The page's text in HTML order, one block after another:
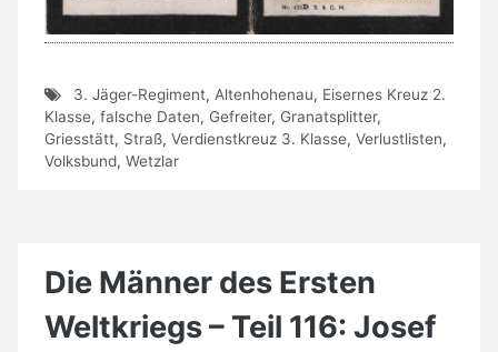
3. Jäger-Regiment, Altenhohenau, Eisernes Kreuz 2.
Klasse, falsche Daten, Gefreiter, Granatsplitter,
Griesstätt, Straß, Verdienstkreuz 3. Klasse, Verlustlisten,
Volksbund, Wetzlar
Die Männer des Ersten
Weltkriegs – Teil 116: Josef